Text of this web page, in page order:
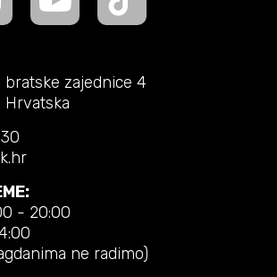
bratske zajednice 4
Hrvatska
- 20:00
ne radimo)